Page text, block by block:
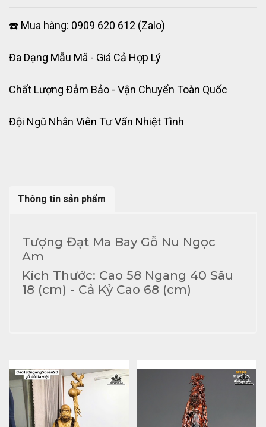
☎️ Mua hàng: 0909 620 612 (Zalo)
Đa Dạng Mẫu Mã - Giá Cả Hợp Lý
Chất Lượng Đảm Bảo - Vận Chuyển Toàn Quốc
Đội Ngũ Nhân Viên Tư Vấn Nhiệt Tình
Thông tin sản phẩm
Tượng Đạt Ma Bay Gỗ Nu Ngọc
Am
Kích Thước: Cao 58 Ngang 40 Sâu
18 (cm) - Cả Kỷ Cao 68 (cm)